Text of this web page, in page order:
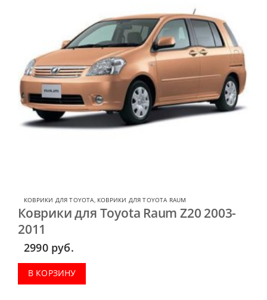
КОВРИКИ ДЛЯ TOYOTA, КОВРИКИ ДЛЯ TOYOTA RAUM
Коврики для Toyota Raum Z20 2003-
2011
2990 руб.
В КОРЗИНУ